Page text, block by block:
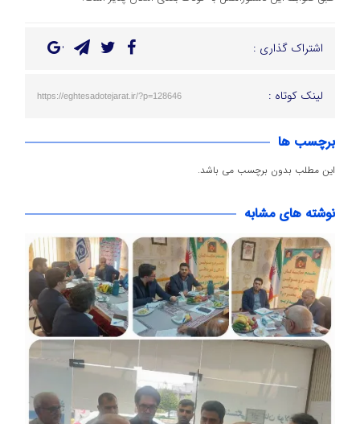
اشتراک گذاری :
لینک کوتاه : https://eghtesadotejarat.ir/?p=128646
برچسب ها
این مطلب بدون برچسب می باشد.
نوشته های مشابه